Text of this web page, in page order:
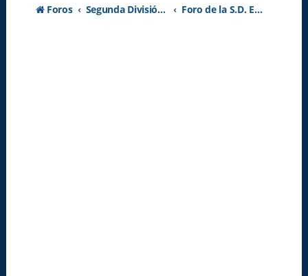
Foros Segunda División A - Temporada 2026-2027 Foro de la S.D. Eibar